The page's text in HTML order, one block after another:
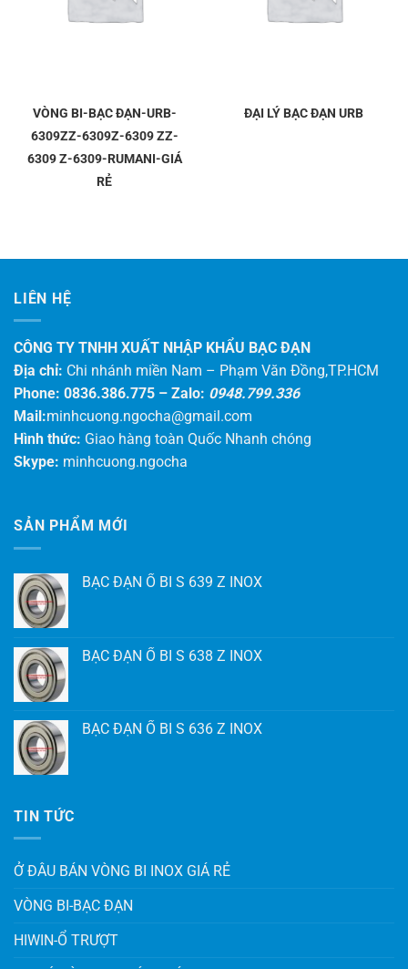
VÒNG BI-BẠC ĐẠN-URB-
6309ZZ-6309Z-6309 ZZ-
6309 Z-6309-RUMANI-GIÁ
RẺ
ĐẠI LÝ BẠC ĐẠN URB
LIÊN HỆ
CÔNG TY TNHH XUẤT NHẬP KHẨU BẠC ĐẠN
Địa chỉ: Chi nhánh miền Nam – Phạm Văn Đồng,TP.HCM
Phone: 0836.386.775 – Zalo: 0948.799.336
Mail:minhcuong.ngocha@gmail.com
Hình thức: Giao hàng toàn Quốc Nhanh chóng
Skype: minhcuong.ngocha
SẢN PHẨM MỚI
BẠC ĐẠN Ổ BI S 639 Z INOX
BẠC ĐẠN Ổ BI S 638 Z INOX
BẠC ĐẠN Ổ BI S 636 Z INOX
TIN TỨC
Ở ĐÂU BÁN VÒNG BI INOX GIÁ RẺ
VÒNG BI-BẠC ĐẠN
HIWIN-Ổ TRƯỢT